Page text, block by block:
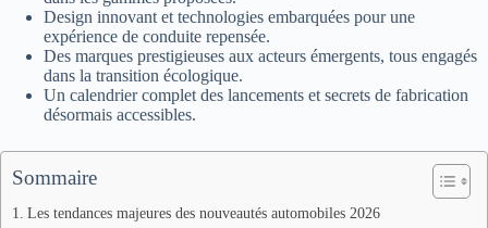
Design innovant et technologies embarquées pour une
expérience de conduite repensée.
Des marques prestigieuses aux acteurs émergents, tous engagés
dans la transition écologique.
Un calendrier complet des lancements et secrets de fabrication
désormais accessibles.
Sommaire
Les tendances majeures des nouveautés automobiles 2026